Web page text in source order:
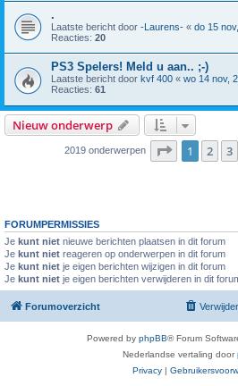
.
Laatste bericht door -Laurens- « do 15
Reacties: 20
PS3 Spelers! Meld u aan.. ;-)
Laatste bericht door kvf 400 « wo 14 nov,
Reacties: 61
Nieuw onderwerp
2019 onderwerpen Pagina van
1 2 3
FORUMPERMISSIES
Je kunt niet nieuwe berichten plaatsen in dit forum
Je kunt niet reageren op onderwerpen in dit forum
Je kunt niet je eigen berichten wijzigen in dit forum
Je kunt niet je eigen berichten verwijderen in dit
Forumoverzicht
Powered by phpBB® Forum
Nederlandse vertaling door
Privacy |